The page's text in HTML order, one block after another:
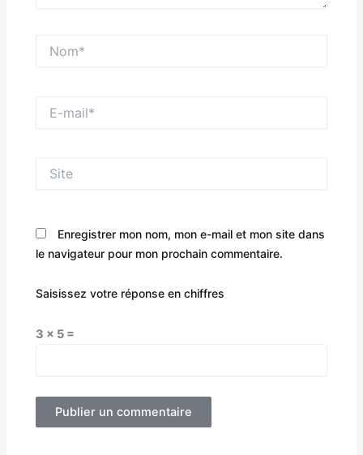
mail*
Enregistrer mon nom, mon e-mail et mon site dans
le navigateur pour mon prochain commentaire.
Saisissez votre réponse en chiffres
3 × 5 =